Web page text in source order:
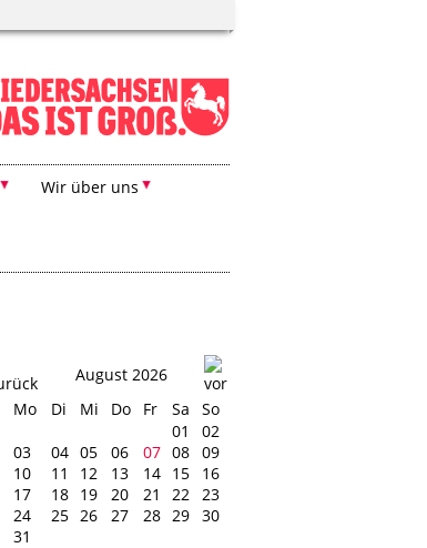
Wir über uns
August 2026
Mo Di Mi Do Fr Sa
So
01
02
03 04 05 06 07 08 09
10 11 12 13 14 15
16
17 18 19 20 21 22 23
24 25 26 27 28 29 30
31